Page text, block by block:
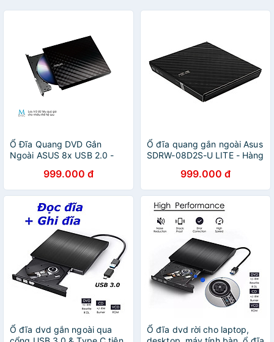
Ổ Đĩa Quang DVD Gắn
Ngoài ASUS 8x USB 2.0 -
999.000 đ
Ổ đĩa quang gắn ngoài Asus
SDRW-08D2S-U LITE - Hàng
999.000 đ
Ổ đĩa dvd gắn ngoài qua
Ổ đĩa dvd rời cho laptop,